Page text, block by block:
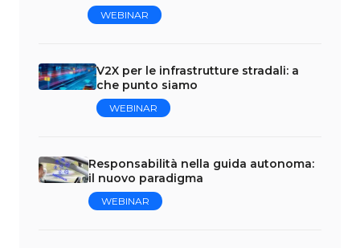
WEBINAR
V2X per le infrastrutture stradali: a
che punto siamo
WEBINAR
Responsabilità nella guida autonoma:
il nuovo paradigma
WEBINAR